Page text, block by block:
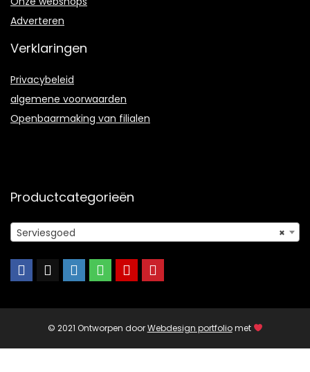
Adverteren
Verklaringen
Privacybeleid
algemene voorwaarden
Openbaarmaking van filialen
Productcategorieën
×
Serviesgoed
© 2021 Ontworpen doorWebdesign portfoliomet